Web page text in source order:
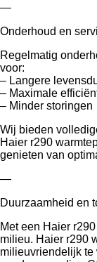
—
Onderhoud en
Regelmatig
voor:
– Langere
– Maximale
– Minder storingen
Wij bieden
Haier r290
genieten van
—
Duurzaamheid en
Met een Haier
milieu. Haier r290
milieuvriendelijk te